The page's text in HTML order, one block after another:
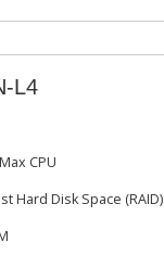
L4
CPU
Hard Disk Space (RAID)